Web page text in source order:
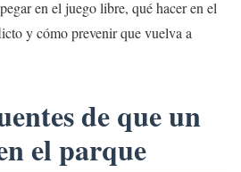
en el juego libre, qué hacer en el
y cómo prevenir que vuelva a
de que un
el parque